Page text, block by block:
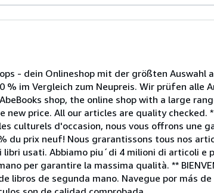
- dein Onlineshop mit der größten Auswahl
% im Vergleich zum Neupreis. Wir prüfen
shop, the online shop with a large
price. All our articles are quality checked.
culturels d'occasion, nous vous offrons une
du prix neuf! Nous grarantissons tous nos
libri usati. Abbiamo piu´di 4 milioni di articoli
per garantire la massima qualità. **
libros de segunda mano. Navegue por más